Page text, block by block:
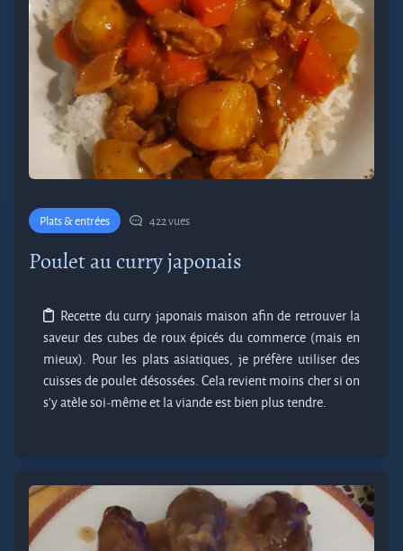
Plats & entrées 422 vues
Poulet au curry japonais
Recette du curry japonais maison afin de retrouver la
saveur des cubes de roux épicés du commerce (mais en
mieux). Pour les plats asiatiques, je préfère utiliser des
cuisses de poulet désossées. Cela revient moins cher si on
s'y atèle soi-même et la viande est bien plus tendre.